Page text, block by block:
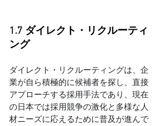
1.7 ダイレクト・リクルーティ
ング
ダイレクト・リクルーティングは、企
業が自ら積極的に候補者を探し、直接
アプローチする採用手法であり、現在
の日本では採用競争の激化と多様な人
材ニーズに応えるために普及が進んで